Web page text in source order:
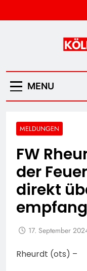
to
MENU
MELDUNGEN
FW
der
direkt
17. September
Rheurdt (ots) –